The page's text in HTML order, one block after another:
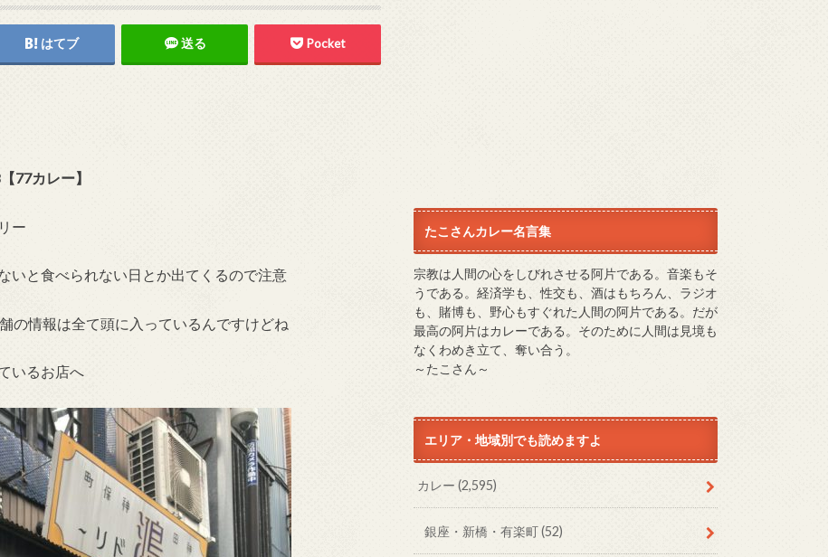
はてブ 送る Pocket
77カレー】
ー
いと食べられない日とか出てくるので注意
の情報は全て頭に入っているんですけどね
いるお店へ
たこさんカレー名言集
宗教は人間の心をしびれさせる阿片である。音楽もそ
うである。経済学も、性交も、酒はもちろん、ラジオ
も、賭博も、野心もすぐれた人間の阿片である。だが
最高の阿片はカレーである。そのために人間は見境も
なくわめき立て、奪い合う。
～たこさん～
エリア・地域別でも読めますよ
カレー(2,595)
銀座・新橋・有楽町(52)